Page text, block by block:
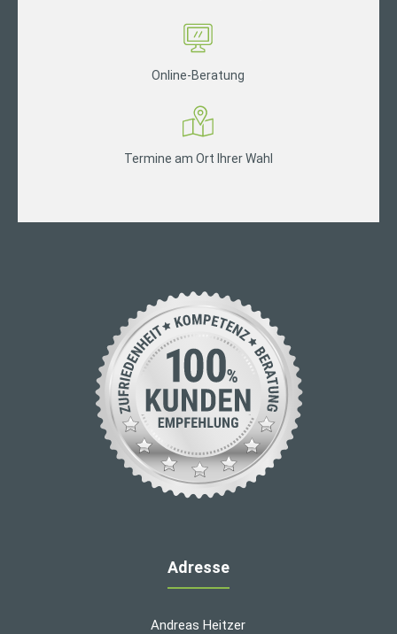
Online-Beratung
Termine am Ort Ihrer Wahl
Adresse
Andreas Heitzer